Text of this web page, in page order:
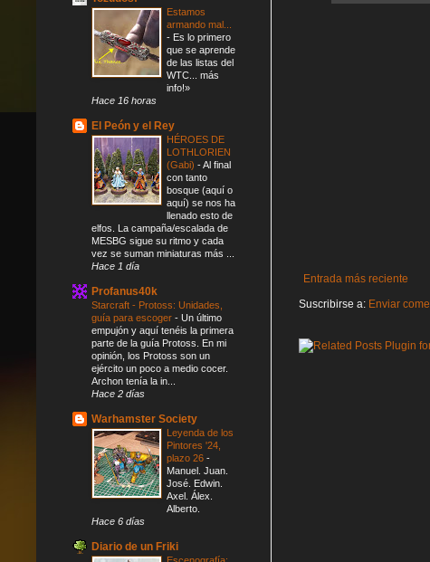
Entrada más reciente
Suscribirse a: Enviar
Estamos
armando mal...
- Es lo primero
que se aprende
de las listas del
WTC... más
info!»
Hace 16 horas
El Peón y el Rey
HÉROES DE
LOTHLORIEN
(Gabi) -Al final
con tanto
bosque (aquí o
aquí) se nos ha
llenado esto de
elfos. La campaña/escalada de
MESBG sigue su ritmo y cada
vez se suman miniaturas más ...
Hace 1 día
Profanus40k
Starcraft - Protoss: Unidades,
guía para escoger - Un último
empujón y aquí tenéis la primera
parte de la guía Protoss. En mi
opinión, los Protoss son un
ejército un poco a medio cocer.
Archon tenía la in...
Hace 2 días
Warhamster Society
Leyenda de los
Pintores '24,
plazo 26 -
Manuel. Juan.
José. Edwin.
Axel. Álex.
Alberto.
Hace 6 días
Diario de un Friki